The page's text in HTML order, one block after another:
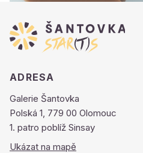
ADRESA
Galerie Šantovka
Polská 1, 779 00 Olomouc
1. patro poblíž Sinsay
Ukázat na mapě